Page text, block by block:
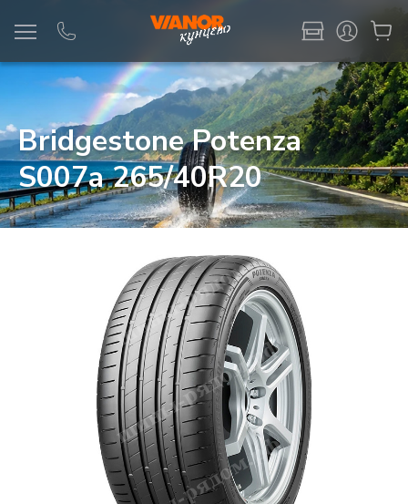
Bridgestone Potenza
S007a 265/40R20
Информация Фото товара